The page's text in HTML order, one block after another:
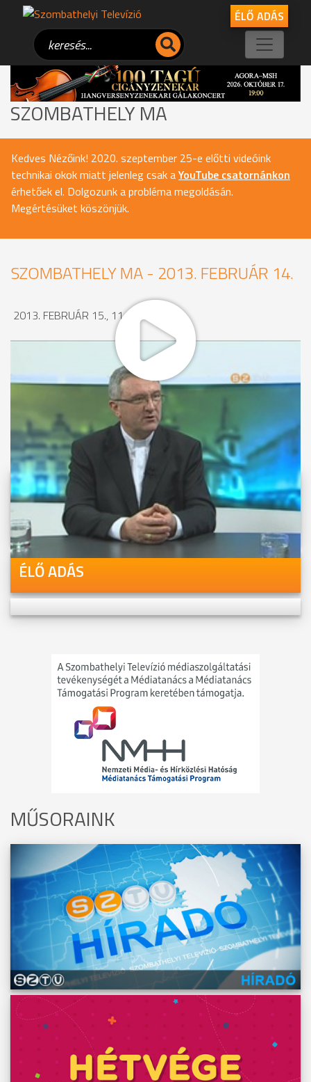
ÉLŐ ADÁS
SZOMBATHELY MA
Kedves Nézőink! 2020. szeptember 25-e előtti videóink
technikai okok miatt jelenleg csak aYouTube csatornánkon
érhetőek el. Dolgozunk a probléma megoldásán.
Megértésüket köszönjük.
SZOMBATHELY MA - 2013. FEBRUÁR 14.
2013. FEBRUÁR 15., 11:39
MEGOSZTÁS
Videóink megtekinthetőek
Youtube-csatornánkon is!
ÉLŐ ADÁS
MŰSORAINK